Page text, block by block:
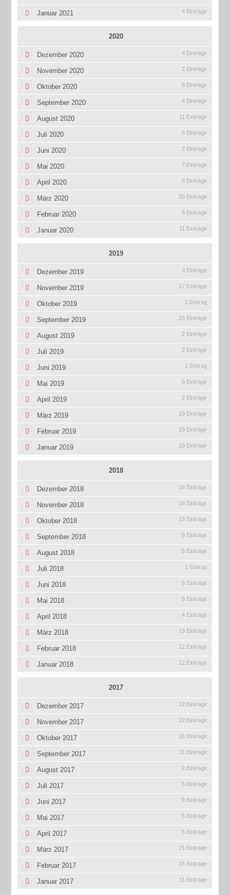
Januar 2021 4 Einträge
2020
Dezember 2020 4 Einträge
November 2020 2 Einträge
Oktober 2020 6 Einträge
September 2020 4 Einträge
August 2020 11 Einträge
Juli 2020 5 Einträge
Juni 2020 2 Einträge
Mai 2020 7 Einträge
April 2020 8 Einträge
März 2020 20 Einträge
Februar 2020 9 Einträge
Januar 2020 11 Einträge
2019
Dezember 2019 3 Einträge
November 2019 17 Einträge
Oktober 2019 1 Eintrag
September 2019 25 Einträge
August 2019 2 Einträge
Juli 2019 2 Einträge
Juni 2019 1 Eintrag
Mai 2019 5 Einträge
April 2019 2 Einträge
März 2019 19 Einträge
Februar 2019 19 Einträge
Januar 2019 10 Einträge
2018
Dezember 2018 16 Einträge
November 2018 18 Einträge
Oktober 2018 13 Einträge
September 2018 9 Einträge
August 2018 5 Einträge
Juli 2018 1 Eintrag
Juni 2018 6 Einträge
Mai 2018 8 Einträge
April 2018 4 Einträge
März 2018 19 Einträge
Februar 2018 12 Einträge
Januar 2018 12 Einträge
2017
Dezember 2017 12 Einträge
November 2017 22 Einträge
Oktober 2017 16 Einträge
September 2017 11 Einträge
August 2017 2 Einträge
Juli 2017 5 Einträge
Juni 2017 9 Einträge
Mai 2017 5 Einträge
April 2017 5 Einträge
März 2017 21 Einträge
Februar 2017 18 Einträge
Januar 2017 11 Einträge